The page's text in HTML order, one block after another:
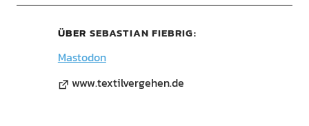
ÜBER SEBASTIAN FIEBRIG
Mastodon
www.textilvergehen.de